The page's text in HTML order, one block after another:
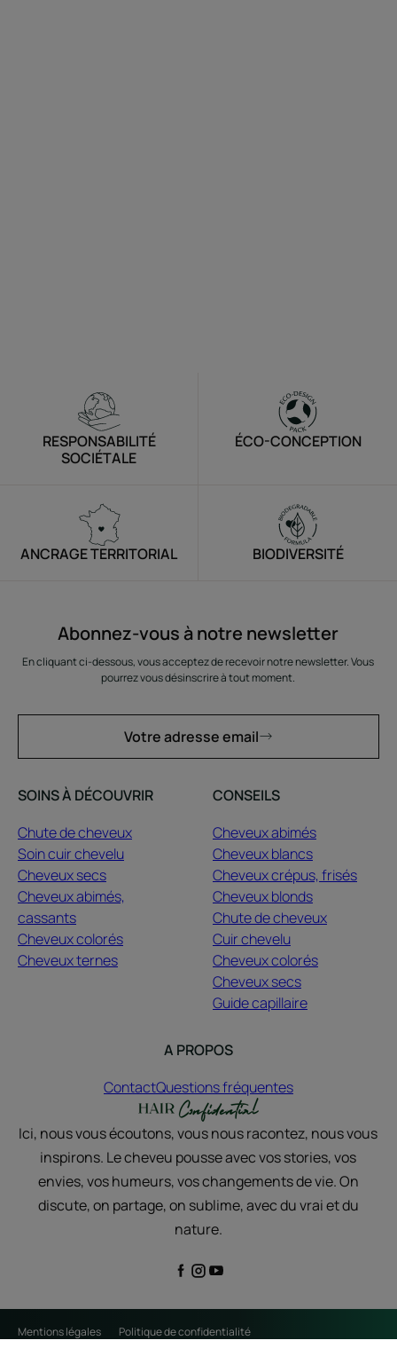
RESPONSABILITÉ
SOCIÉTALE
ÉCO-CONCEPTION
ANCRAGE TERRITORIAL BIODIVERSITÉ
Abonnez-vous à notre newsletter
En cliquant ci-dessous, vous acceptez de recevoir notre newsletter. Vous
pourrez vous désinscrire à tout moment.
Votre adresse email
SOINS À DÉCOUVRIR
Chute de cheveux
Soin cuir chevelu
Cheveux secs
Cheveux abimés,
cassants
Cheveux colorés
Cheveux ternes
CONSEILS
Cheveux abimés
Cheveux blancs
Cheveux crépus, frisés
Cheveux blonds
Chute de cheveux
Cuir chevelu
Cheveux colorés
Cheveux secs
Guide capillaire
A PROPOS
ContactQuestions fréquentes
Ici, nous vous écoutons, vous nous racontez, nous vous
inspirons. Le cheveu pousse avec vos stories, vos
envies, vos humeurs, vos changements de vie. On
discute, on partage, on sublime, avec du vrai et du
nature.
Mentions légales
Politique de confidentialité